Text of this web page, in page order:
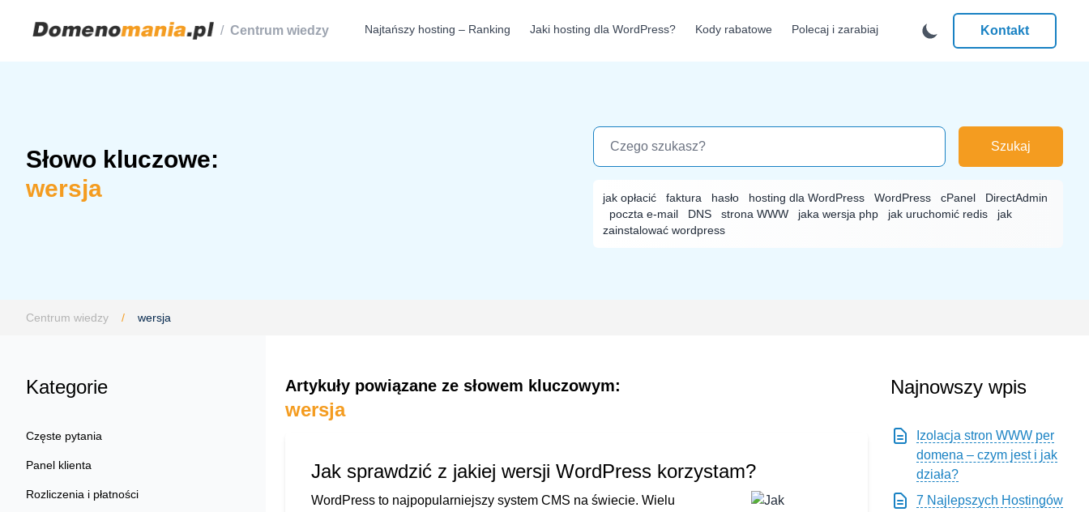
/ Centrum wiedzy Najtańszy hosting – Ranking Jaki hosting dla WordPress? Kody rabatowe Polecaj i zarabiaj Kontakt
Słowo kluczowe:
wersja
Szukaj
jak opłacić faktura hasło hosting dla WordPress WordPress cPanel
DirectAdmin
poczta e-mail
DNS strona WWW jaka wersja php jak uruchomić redis
jak
zainstalować wordpress
Centrum wiedzy / wersja
Kategorie
Częste pytania
Panel klienta
Rozliczenia i płatności
Artykuły powiązane ze słowem kluczowym:
wersja
Jak sprawdzić z jakiej wersji WordPress korzystam?
WordPress to najpopularniejszy system CMS na świecie. Wielu
Najnowszy wpis
Izolacja stron WWW per
domena – czym jest i jak
działa?
7 Najlepszych Hostingów